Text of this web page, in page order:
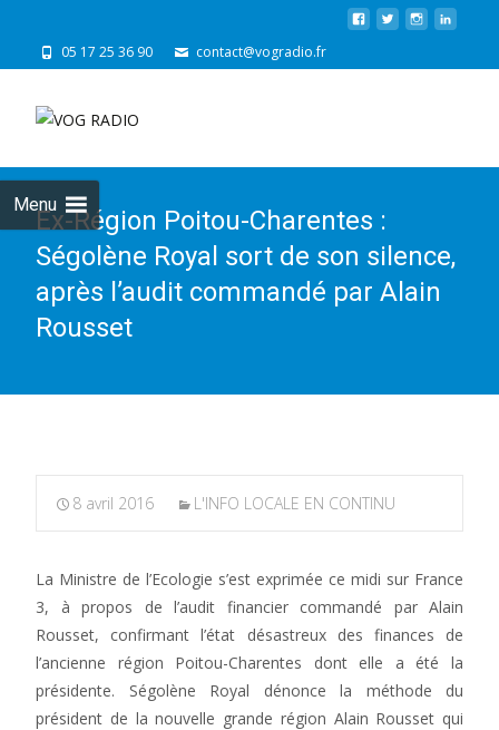
05 17 25 36 90 contact@vogradio.fr
Menu
Ex-Région Poitou-Charentes :
Ségolène Royal sort de son silence,
après l’audit commandé par Alain
Rousset
8 avril 2016 L'INFO LOCALE EN CONTINU
La Ministre de l’Ecologie s’est exprimée ce midi sur France
3, à propos de l’audit financier commandé par Alain
Rousset, confirmant l’état désastreux des finances de
l’ancienne région Poitou-Charentes dont elle a été la
présidente. Ségolène Royal dénonce la méthode du
président de la nouvelle grande région Alain Rousset qui